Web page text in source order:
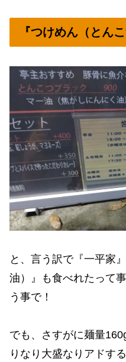
『つけめん（とん
と、言う訳で『一平家
油）』も食べれたって
う事で！
でも、さすがに麺量
りなり大盛なりアドす